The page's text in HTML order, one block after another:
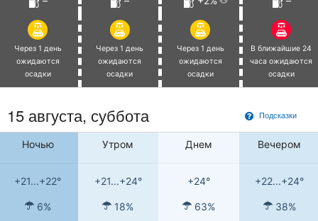
Через 1 день
ожидаются
осадки
Через 1 день
ожидаются
осадки
Через 1 день
ожидаются
осадки
В ближайшие 24
часа ожидаются
осадки
Подсказки
15 августа, суббота
Ночью Утром Днем Вечером
+21...+22° +21...+24° +24° +22...+24°
6% 18% 63% 38%